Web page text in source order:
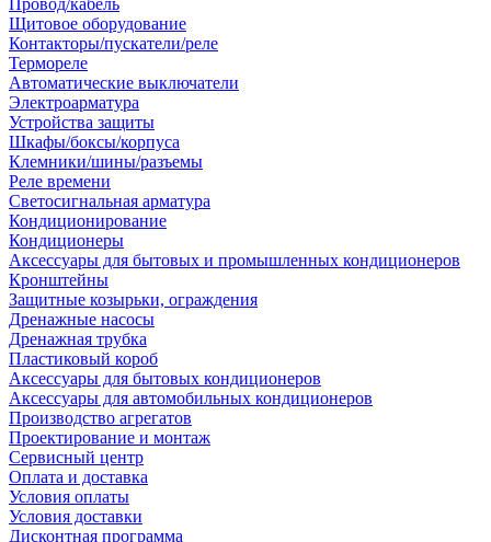
Провод/кабель
Щитовое оборудование
Контакторы/пускатели/реле
Термореле
Автоматические выключатели
Электроарматура
Устройства защиты
Шкафы/боксы/корпуса
Клемники/шины/разъемы
Реле времени
Светосигнальная арматура
Кондиционирование
Кондиционеры
Аксессуары для бытовых и промышленных кондиционеров
Кронштейны
Защитные козырьки, ограждения
Дренажные насосы
Дренажная трубка
Пластиковый короб
Аксессуары для бытовых кондиционеров
Аксессуары для автомобильных кондиционеров
Производство агрегатов
Проектирование и монтаж
Сервисный центр
Оплата и доставка
Условия оплаты
Условия доставки
Дисконтная программа